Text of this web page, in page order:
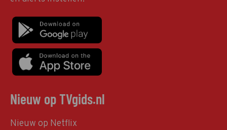
Nieuw op TVgids.nl
Nieuw op Netflix